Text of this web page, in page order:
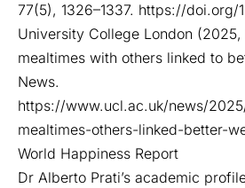
77(5), 1326–1337. https://doi.org/
University College London
mealtimes with others linked to
News.
https://www.ucl.ac.uk/news/
mealtimes-others-linked-better-
World Happiness Report
Dr Alberto Prati’s academic